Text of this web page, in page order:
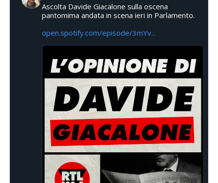
Ascolta Davide Giacalone sulla oscena
pantomima andata in scena ieri in Parlamento.
open.spotify.com/episode/3mYv...